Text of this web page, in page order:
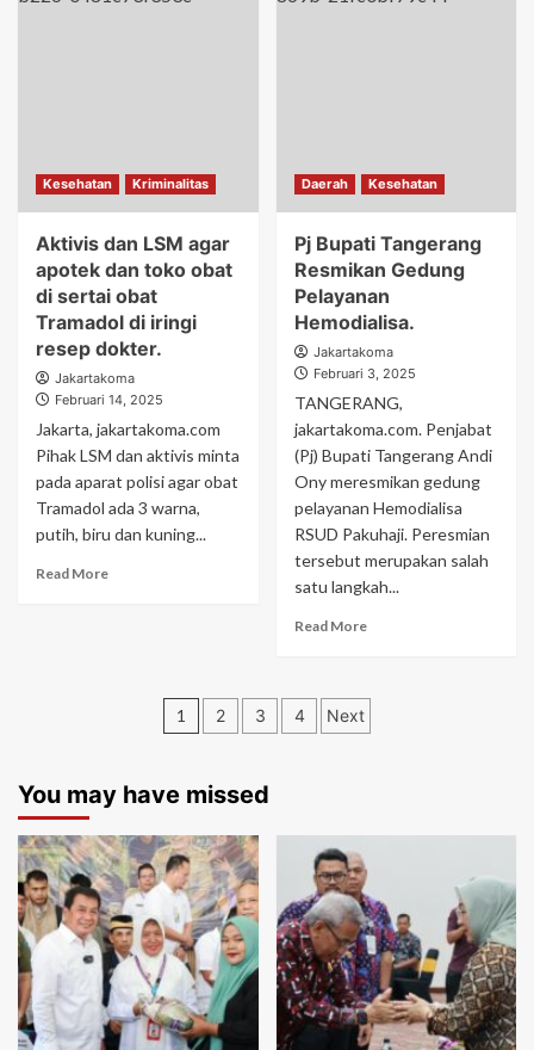
Kesehatan Kriminalitas
Aktivis dan LSM agar
apotek dan toko obat
di sertai obat
Tramadol di iringi
resep dokter.
Jakartakoma
Februari 14, 2025
Jakarta, jakartakoma.com
Pihak LSM dan aktivis minta
pada aparat polisi agar obat
Tramadol ada 3 warna,
putih, biru dan kuning...
Read More
Daerah Kesehatan
Pj Bupati Tangerang
Resmikan Gedung
Pelayanan
Hemodialisa.
Jakartakoma
Februari 3, 2025
TANGERANG,
jakartakoma.com. Penjabat
(Pj) Bupati Tangerang Andi
Ony meresmikan gedung
pelayanan Hemodialisa
RSUD Pakuhaji. Peresmian
tersebut merupakan salah
satu langkah...
Read More
Paginasi
1 2 3 4 Next
You may have missed